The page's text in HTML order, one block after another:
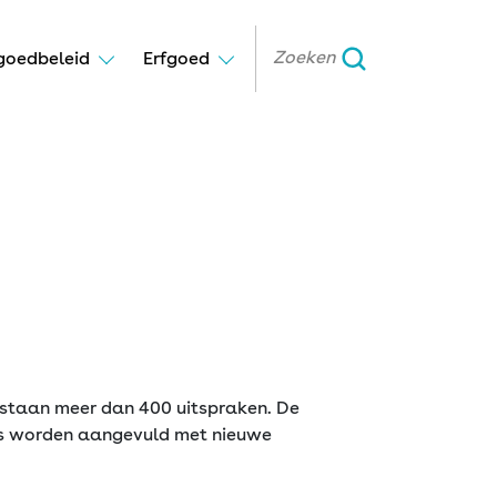
Erfgoed
meer dan 400 uitspraken. De
worden aangevuld met nieuwe